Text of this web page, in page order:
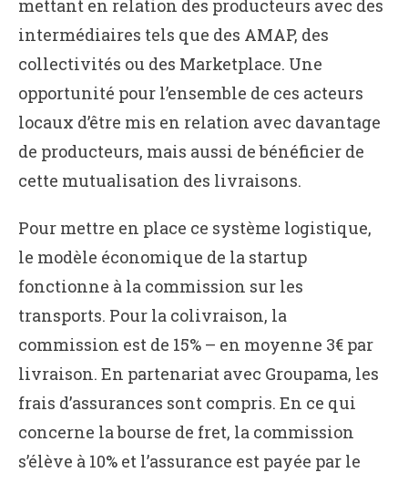
mettant en relation des producteurs avec des
intermédiaires tels que des AMAP, des
collectivités ou des Marketplace. Une
opportunité pour l’ensemble de ces acteurs
locaux d’être mis en relation avec davantage
de producteurs, mais aussi de bénéficier de
cette mutualisation des livraisons.
Pour mettre en place ce système logistique,
le modèle économique de la startup
fonctionne à la commission sur les
transports. Pour la colivraison, la
commission est de 15% – en moyenne 3€ par
livraison. En partenariat avec Groupama, les
frais d’assurances sont compris. En ce qui
concerne la bourse de fret, la commission
s’élève à 10% et l’assurance est payée par le